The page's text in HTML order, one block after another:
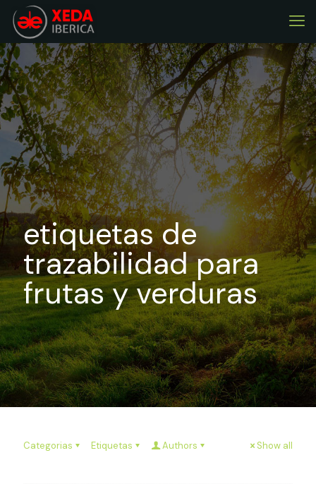
etiquetas de
trazabilidad para
frutas y verduras
Categorias Etiquetas Authors Show all